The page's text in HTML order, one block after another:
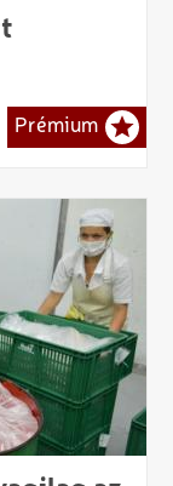
Prémium